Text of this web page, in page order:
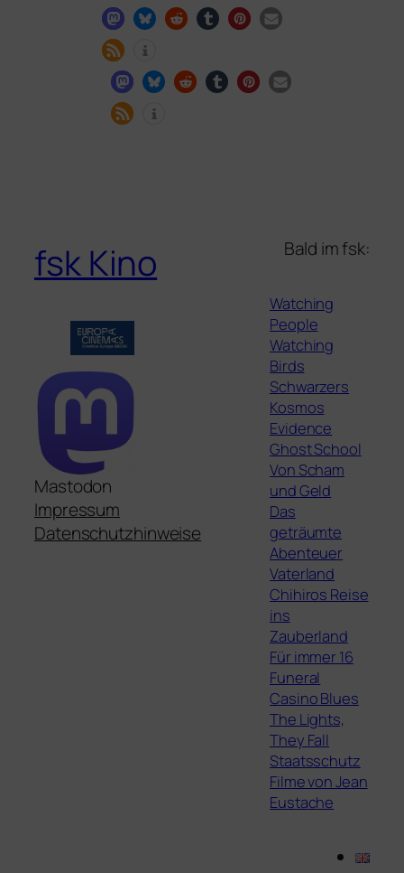
fsk Kino
Mastodon
Impressum
Datenschutzhinweise
Bald im fsk:
Watching
People
Watching
Birds
Schwarzers
Kosmos
Evidence
Ghost School
Von Scham
und Geld
Das
geträumte
Abenteuer
Vaterland
Chihiros Reise
ins
Zauberland
Für immer 16
Funeral
Casino Blues
The Lights,
They Fall
Staatsschutz
Filme von Jean
Eustache